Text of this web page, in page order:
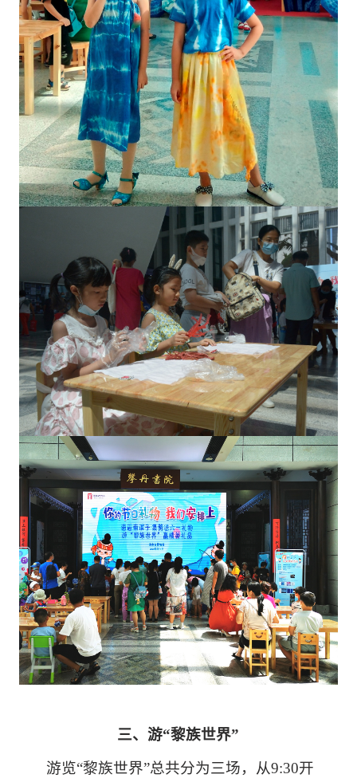
三、游“黎族世界”
游览“黎族世界”总共分为三场，从9:30开